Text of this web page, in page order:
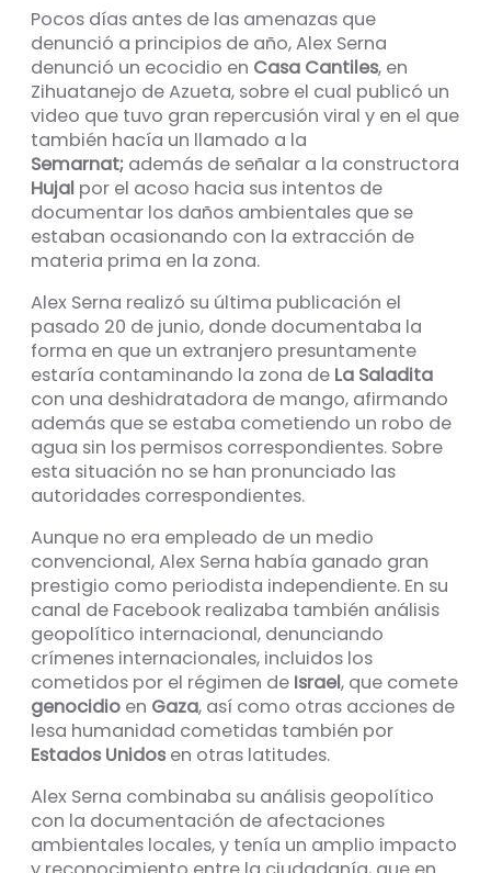
Pocos días antes de las amenazas que
denunció a principios de año, Alex Serna
denunció un ecocidio en Casa Cantiles, en
Zihuatanejo de Azueta, sobre el cual publicó un
video que tuvo gran repercusión viral y en el que
también hacía un llamado a la
Semarnat; además de señalar a la constructora
Hujal por el acoso hacia sus intentos de
documentar los daños ambientales que se
estaban ocasionando con la extracción de
materia prima en la zona.
Alex Serna realizó su última publicación el
pasado 20 de junio, donde documentaba la
forma en que un extranjero presuntamente
estaría contaminando la zona de La Saladita
con una deshidratadora de mango, afirmando
además que se estaba cometiendo un robo de
agua sin los permisos correspondientes. Sobre
esta situación no se han pronunciado las
autoridades correspondientes.
Aunque no era empleado de un medio
convencional, Alex Serna había ganado gran
prestigio como periodista independiente. En su
canal de Facebook realizaba también análisis
geopolítico internacional, denunciando
crímenes internacionales, incluidos los
cometidos por el régimen de Israel, que comete
genocidio en Gaza, así como otras acciones de
lesa humanidad cometidas también por
Estados Unidos en otras latitudes.
Alex Serna combinaba su análisis geopolítico
con la documentación de afectaciones
ambientales locales, y tenía un amplio impacto